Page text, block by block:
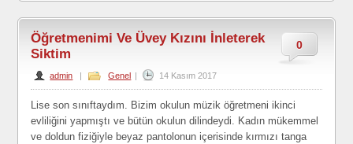
0
Öğretmenimi Ve Üvey Kızını İnleterek
Siktim
admin | Genel | 14 Kasım 2017
Lise son sınıftaydım. Bizim okulun müzik öğretmeni ikinci
evliliğini yapmıştı ve bütün okulun dilindeydi. Kadın mükemmel
ve doldun fiziğiyle beyaz pantolonun içerisinde kırmızı tanga